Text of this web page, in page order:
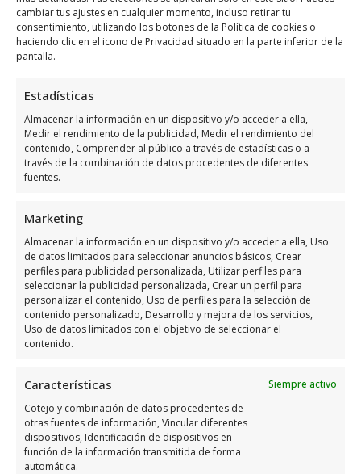
cambiar tus ajustes en cualquier momento, incluso retirar tu
consentimiento, utilizando los botones de la Política de cookies o
haciendo clic en el icono de Privacidad situado en la parte inferior de la
pantalla.
Estadísticas
Almacenar la información en un dispositivo y/o acceder a ella,
Medir el rendimiento de la publicidad, Medir el rendimiento del
contenido, Comprender al público a través de estadísticas o a
través de la combinación de datos procedentes de diferentes
fuentes.
Marketing
Almacenar la información en un dispositivo y/o acceder a ella, Uso
de datos limitados para seleccionar anuncios básicos, Crear
perfiles para publicidad personalizada, Utilizar perfiles para
seleccionar la publicidad personalizada, Crear un perfil para
personalizar el contenido, Uso de perfiles para la selección de
contenido personalizado, Desarrollo y mejora de los servicios,
Uso de datos limitados con el objetivo de seleccionar el
contenido.
Características
Siempre activo
Cotejo y combinación de datos procedentes de
otras fuentes de información, Vincular diferentes
dispositivos, Identificación de dispositivos en
función de la información transmitida de forma
automática.
Días Horario
Lunes
Miércoles
Jueves
8:00 a 16:00
Viernes
8:00 a 16:00
Sábado
Cerrado
Domingo
Cerrado
Opiniones y datos adicional
sobre Air Clima Vega Baja
Air Clima Vega Bajaes una excelente opción
en Orihuela para solucionar cualquier